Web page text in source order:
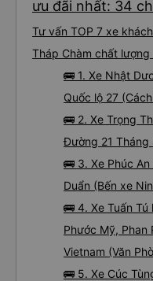
ưu đãi nhất: 34
Tư vấn TOP 7 xe
Tháp Chàm chất
🚌 1. Xe Nhật
Quốc lộ 27
🚌 2. Xe Trọng
Đường 21 Tháng
🚌 3. Xe Phúc
Duẩn (Bến xe
🚌 4. Xe Tuấn
Phước Mỹ, Phan
Vietnam (Văn
🚌 5. Xe Cúc